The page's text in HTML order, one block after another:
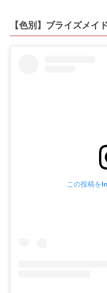
【色別】 ブライズメイ
この投稿を